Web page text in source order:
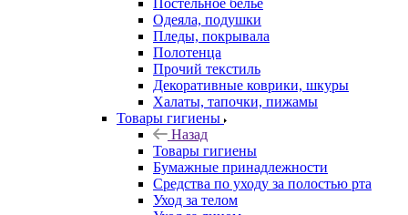
Постельное белье
Одеяла, подушки
Пледы, покрывала
Полотенца
Прочий текстиль
Декоративные коврики, шкуры
Халаты, тапочки, пижамы
Товары гигиены
Назад
Товары гигиены
Бумажные принадлежности
Средства по уходу за полостью рта
Уход за телом